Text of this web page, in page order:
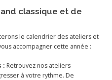
classique et de
le calendrier des ateliers et
accompagner cette année :
: Retrouvez nos ateliers
à votre rythme. De